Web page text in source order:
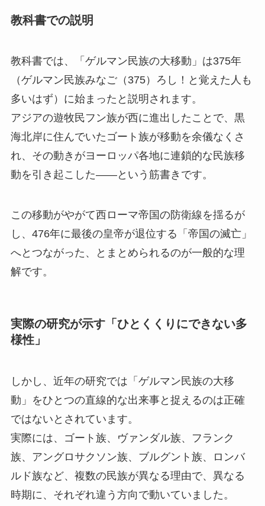
教科書での説明
教科書では、「ゲルマン民族の大移動」は375年
（ゲルマン民族みなご（375）ろし！と覚えた人も
多いはず）に始まったと説明されます。
アジアの遊牧民フン族が西に進出したことで、黒
海北岸に住んでいたゴート族が移動を余儀なくさ
れ、その動きがヨーロッパ各地に連鎖的な民族移
動を引き起こした――という筋書きです。
この移動がやがて西ローマ帝国の防衛線を揺るが
し、476年に最後の皇帝が退位する「帝国の滅亡」
へとつながった、とまとめられるのが一般的な理
解です。
実際の研究が示す「ひとくくりにできない多
様性」
しかし、近年の研究では「ゲルマン民族の大移
動」をひとつの直線的な出来事と捉えるのは正確
ではないとされています。
実際には、ゴート族、ヴァンダル族、フランク
族、アングロサクソン族、ブルグント族、ロンバ
ルド族など、複数の民族が異なる理由で、異なる
時期に、それぞれ違う方向で動いていました。